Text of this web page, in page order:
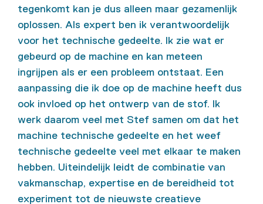
tegenkomt kan je dus alleen maar gezamenlijk
oplossen. Als expert ben ik verantwoordelijk
voor het technische gedeelte. Ik zie wat er
gebeurd op de machine en kan meteen
ingrijpen als er een probleem ontstaat. Een
aanpassing die ik doe op de machine heeft dus
ook invloed op het ontwerp van de stof. Ik
werk daarom veel met Stef samen om dat het
machine technische gedeelte en het weef
technische gedeelte veel met elkaar te maken
hebben. Uiteindelijk leidt de combinatie van
vakmanschap, expertise en de bereidheid tot
experiment tot de nieuwste creatieve